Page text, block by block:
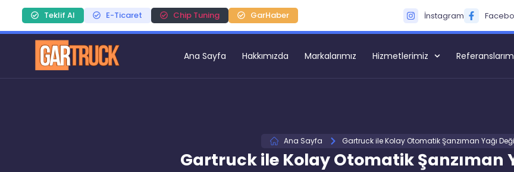
Teklif Al E-Ticaret Chip Tuning GarHaber İnstagram
Ana Sayfa Hakkımızda Markalarımız Hizmetlerimiz
Ana Sayfa Gartruck ile Kolay Otomatik Şanzıman Yağı
Gartruck ile Kolay Otomatik Şanzıman